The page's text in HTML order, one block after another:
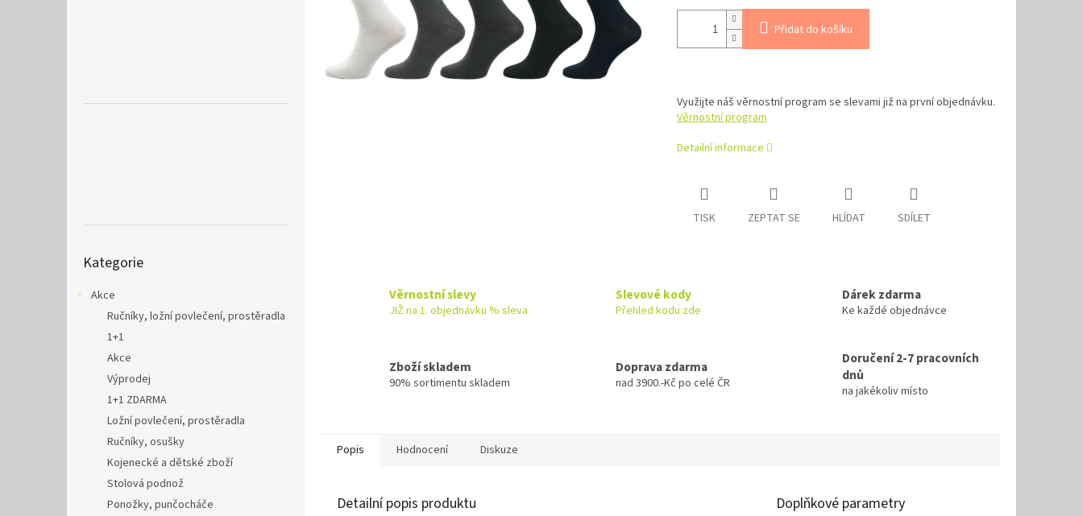
kategorie
Kategorie
Akce
Ručníky, ložní povlečení, prostěradla
1+1
Akce
Výprodej
1+1 ZDARMA
Ložní povlečení, prostěradla
Ručníky, osušky
Kojenecké a dětské zboží
Stolová podnož
Ponožky, punčocháče
Přidat do košíku
Využijte náš věrnostní program se slevami již na první objednávku.
Věrnostní program
Detailní informace
TISK ZEPTAT SE HLÍDAT SDÍLET
Věrnostní slevy
JIŽ na 1. objednávku % sleva
Slevové kody
Přehled kodu zde
Dárek zdarma
Ke každé objednávce
Zboží skladem
90% sortimentu skladem
Doprava zdarma
nad 3900.-Kč po celé ČR
Doručení 2-7 pracovních
dnů
na jakékoliv místo
Popis Hodnocení Diskuze
Detailní popis produktu Doplňkové parametry